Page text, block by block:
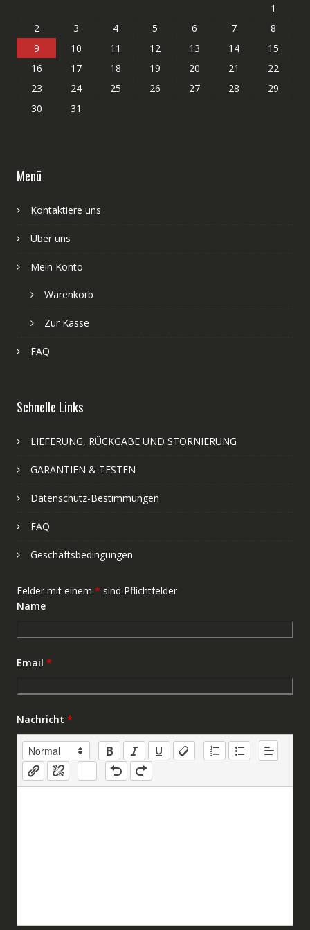
1
2
3 4 5 6 7
8
9
10 11 12 13 14
15
16
17 18 19 20 21
22
23
24 25 26 27 28
29
30
31
Menü
Kontaktiere uns
Über uns
Mein Konto
Warenkorb
Zur Kasse
FAQ
Schnelle Links
LIEFERUNG, RÜCKGABE UND STORNIERUNG
GARANTIEN & TESTEN
Datenschutz-Bestimmungen
FAQ
Geschäftsbedingungen
Felder mit einem * sind Pflichtfelder
Name
Email *
Nachricht *